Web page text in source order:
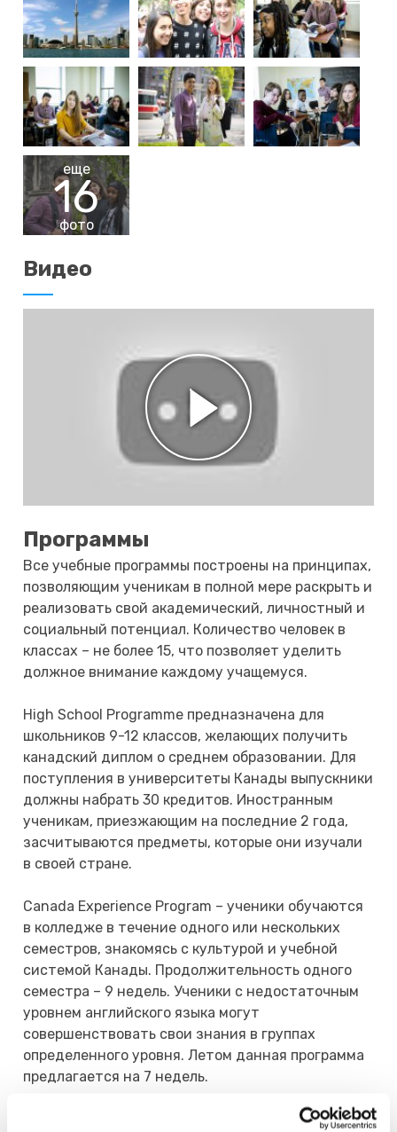
еще
16
фото
Видео
Программы
Все учебные программы построены на принципах,
позволяющим ученикам в полной мере раскрыть и
реализовать свой академический, личностный и
социальный потенциал. Количество человек в
классах – не более 15, что позволяет уделить
должное внимание каждому учащемуся.
High School Programme предназначена для
школьников 9-12 классов, желающих получить
канадский диплом о среднем образовании. Для
поступления в университеты Канады выпускники
должны набрать 30 кредитов. Иностранным
ученикам, приезжающим на последние 2 года,
засчитываются предметы, которые они изучали
в своей стране.
Canada Experience Program – ученики обучаются
в колледже в течение одного или нескольких
семестров, знакомясь с культурой и учебной
системой Канады. Продолжительность одного
семестра – 9 недель. Ученики с недостаточным
уровнем английского языка могут
совершенствовать свои знания в группах
определенного уровня. Летом данная программа
предлагается на 7 недель.
College Preparation Programme и University